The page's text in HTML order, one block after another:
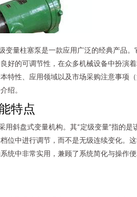
变量柱塞泵是一款应用广泛的经典产品。
好的可调节性，在众多机械设备中扮演
特性、应用领域以及市场采购注意事项
绍。
特点
用斜盘式变量机构。其“定级变量”指的是
位中进行调节，而不是无级连续变化。
统中非常实用，兼顾了系统简化与操作